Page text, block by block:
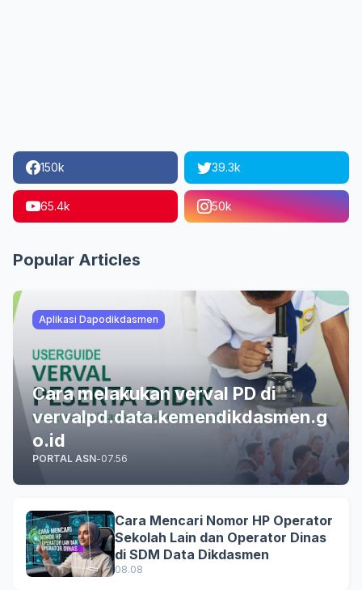
150k 39.3k
65.4k 50k
Popular Articles
Aplikasi Dapodikdasmen
Cara melakukan verval PD di
vervalpd.data.kemendikdasmen.g
o.id
PORTAL ASN-07.56
Cara Mencari Nomor HP Operator
Sekolah Lain dan Operator Dinas
di SDM Data Dikdasmen
08.08